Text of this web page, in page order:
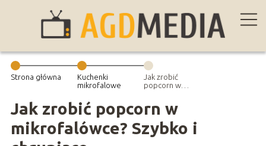
Strona główna
Kuchenki
mikrofalowe
Jak zrobić
popcorn w
chrupiąco
Jak zrobić popcorn w
mikrofalówce? Szybko i